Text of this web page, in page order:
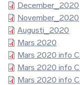
December_2020
November_2020
Augusti_2020
Mars 2020
Mars 2020 info
Mars 2020 info
Mars 2020 info